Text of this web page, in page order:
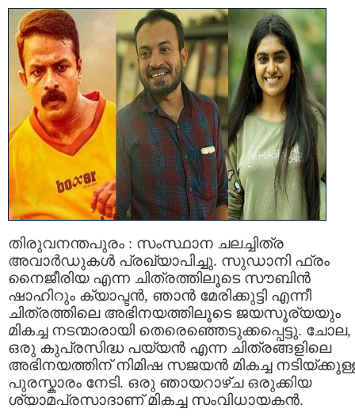
തിരുവനന്തപുരം : സംസ്ഥാന ചലച്ചിത്ര
അവാര്‍ഡുകള്‍ പ്രഖ്യാപിച്ചു. സുഡാനി ഫ്രം
നൈജീരിയ എന്ന ചിത്രത്തിലൂടെ സൗബിന്‍
ഷാഹിറും ക്യാപ്ടന്‍, ഞാന്‍ മേരിക്കുട്ടി എന്നീ
ചിത്രത്തിലെ അഭിനയത്തിലൂടെ ജയസൂര്യയും
മികച്ച നടന്മാരായി തെരെഞ്ഞെടുക്കപ്പെട്ടു. ചോല,
ഒരു കുപ്രസിദ്ധ പയ്യന്‍ എന്ന ചിത്രങ്ങളിലെ
അഭിനയത്തിന് നിമിഷ സജയന്‍ മികച്ച
പുരസ്കാരം നേടി. ഒരു ഞായറാഴ്ച ഒരുക്കിയ
ശ്യാമപ്രസാദാണ് മികച്ച സംവിധായകന്‍.